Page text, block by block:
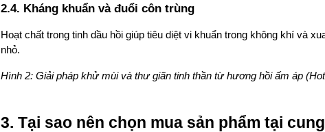
2.4. Kháng khuẩn và đuổi côn trùng
Hoạt chất trong tinh dầu hồi giúp tiêu diệt vi khuẩn trong không khí và
nhỏ.
Hình 2: Giải pháp khử mùi và thư giãn tinh thần từ hương hồi ấm áp
3. Tại sao nên chọn mua sản phẩm tại